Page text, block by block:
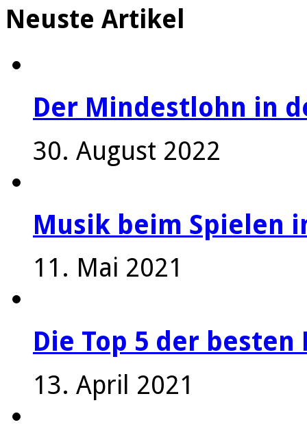
Neuste Artikel
Der Mindestlohn in
30. August 2022
Musik beim Spielen
11. Mai 2021
Die Top 5 der besten
13. April 2021